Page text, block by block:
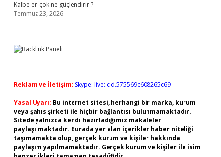
Kalbe en çok ne güçlendirir ?
Temmuz 23, 2026
Reklam ve İletişim: Skype: live:.cid.575569c608265c69
Yasal Uyarı: Bu internet sitesi, herhangi bir marka, kurum
veya şahıs şirketi ile hiçbir bağlantısı bulunmamaktadır.
Sitede yalnızca kendi hazırladığımız makaleler
paylaşılmaktadır. Burada yer alan içerikler haber niteliği
taşımamakta olup, gerçek kurum ve kişiler hakkında
paylaşım yapılmamaktadır. Gerçek kurum ve kişiler ile isim